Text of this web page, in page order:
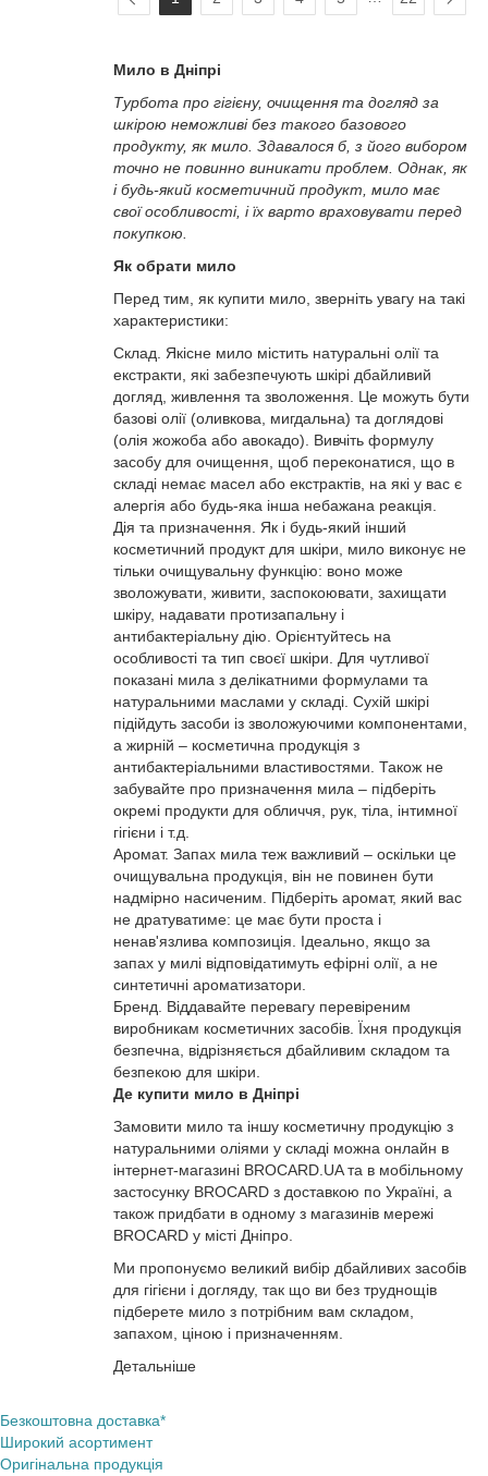
Мило в Дніпрі
Турбота про гігієну, очищення та догляд за
шкірою неможливі без такого базового
продукту, як мило. Здавалося б, з його вибором
точно не повинно виникати проблем. Однак, як
і будь-який косметичний продукт, мило має
свої особливості, і їх варто враховувати перед
покупкою.
Як обрати мило
Перед тим, як купити мило, зверніть увагу на такі
характеристики:
Склад. Якісне мило містить натуральні олії та
екстракти, які забезпечують шкірі дбайливий
догляд, живлення та зволоження. Це можуть бути
базові олії (оливкова, мигдальна) та доглядові
(олія жожоба або авокадо). Вивчіть формулу
засобу для очищення, щоб переконатися, що в
складі немає масел або екстрактів, на які у вас є
алергія або будь-яка інша небажана реакція.
Дія та призначення. Як і будь-який інший
косметичний продукт для шкіри, мило виконує не
тільки очищувальну функцію: воно може
зволожувати, живити, заспокоювати, захищати
шкіру, надавати протизапальну і
антибактеріальну дію. Орієнтуйтесь на
особливості та тип своєї шкіри. Для чутливої
показані мила з делікатними формулами та
натуральними маслами у складі. Сухій шкірі
підійдуть засоби із зволожуючими компонентами,
а жирній – косметична продукція з
антибактеріальними властивостями. Також не
забувайте про призначення мила – підберіть
окремі продукти для обличчя, рук, тіла, інтимної
гігієни і т.д.
Аромат. Запах мила теж важливий – оскільки це
очищувальна продукція, він не повинен бути
надмірно насиченим. Підберіть аромат, який вас
не дратуватиме: це має бути проста і
ненав'язлива композиція. Ідеально, якщо за
запах у милі відповідатимуть ефірні олії, а не
синтетичні ароматизатори.
Бренд. Віддавайте перевагу перевіреним
виробникам косметичних засобів. Їхня продукція
безпечна, відрізняється дбайливим складом та
безпекою для шкіри.
Де купити мило в Дніпрі
Замовити мило та іншу косметичну продукцію з
натуральними оліями у складі можна онлайн в
інтернет-магазині BROCARD.UA та в мобільному
застосунку BROCARD з доставкою по Україні, а
також придбати в одному з магазинів мережі
BROCARD у місті Дніпро.
Ми пропонуємо великий вибір дбайливих засобів
для гігієни і догляду, так що ви без труднощів
підберете мило з потрібним вам складом,
запахом, ціною і призначенням.
Детальніше
Безкоштовна доставка*
Широкий асортимент
Оригінальна продукція